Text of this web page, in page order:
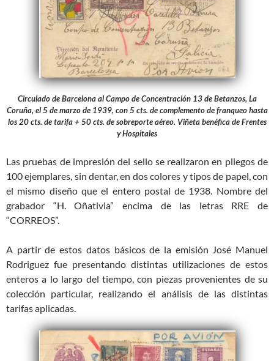
Circulado de Barcelona al Campo de Concentración 13 de Betanzos, La
Coruña, el 5 de marzo de 1939, con 5 cts. de complemento de franqueo hasta
los 20 cts. de tarifa + 50 cts. de sobreporte aéreo. Viñeta benéfica de Frentes
y Hospitales
Las pruebas de impresión del sello se realizaron en pliegos de
100 ejemplares, sin dentar, en dos colores y tipos de papel, con
el mismo diseño que el entero postal de 1938. Nombre del
grabador “H. Oñativia” encima de las letras RRE de
“CORREOS”.
A partir de estos datos básicos de la emisión José Manuel
Rodriguez fue presentando distintas utilizaciones de estos
enteros a lo largo del tiempo, con piezas provenientes de su
colección particular, realizando el análisis de las distintas
tarifas aplicadas.